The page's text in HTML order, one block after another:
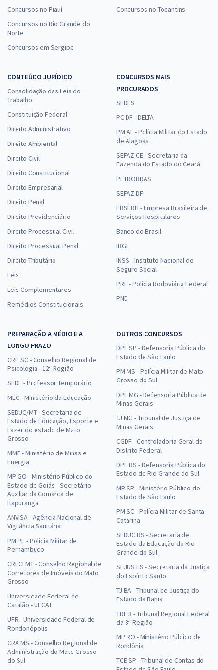
Concursos no Piauí
Concursos no Rio Grande do
Norte
Concursos em Sergipe
Concursos no Tocantins
CONTEÚDO JURÍDICO
Consolidação das Leis do
Trabalho
Constituição Federal
Direito Administrativo
Direito Ambiental
Direito Civil
Direito Constitucional
Direito Empresarial
Direito Penal
Direito Previdenciário
Direito Processual Civil
Direito Processual Penal
Direito Tributário
Leis
Leis Complementares
Remédios Constitucionais
CONCURSOS MAIS
PROCURADOS
SEDES
PC DF - DELTA
PM AL - Polícia Militar do Estado
de Alagoas
SEFAZ CE - Secretaria da
Fazenda do Estado do Ceará
PETROBRAS
SEFAZ DF
EBSERH - Empresa Brasileira de
Serviços Hospitalares
Banco do Brasil
IBGE
INSS - Instituto Nacional do
Seguro Social
PRF - Polícia Rodoviária Federal
PND
PREPARAÇÃO A MÉDIO E A
LONGO PRAZO
CRP SC - Conselho Regional de
Psicologia - 12ª Região
SEDF - Professor Temporário
MEC - Ministério da Educação
SEDUC/MT - Secretaria de
Estado de Educação, Esporte e
Lazer do estado de Mato
Grosso
MME - Ministério de Minas e
Energia
MP GO - Ministério Público do
Estado de Goiás - Secretário
Auxiliar da Comarca de
Itapuranga
ANVISA - Agência Nacional de
Vigilância Sanitária
PM PE - Polícia Militar de
Pernambuco
CRECI MT - Conselho Regional de
Corretores de Imóveis do Mato
Grosso
Universidade Federal de
Catalão - UFCAT
UFR - Universidade Federal de
Rondonópolis
CRA MS - Conselho Regional de
Administração do Mato Grosso
do Sul
OUTROS CONCURSOS
DPE SP - Defensoria Pública do
Estado de São Paulo
PM MS - Polícia Militar de Mato
Grosso do Sul
DPE MG - Defensoria Pública de
Minas Gerais
TJ MG - Tribunal de Justiça de
Minas Gerais
CGDF - Controladoria Geral do
Distrito Federal
DPE RS - Defensoria Pública do
Estado do Rio Grande do Sul
MP SP - Ministério Público do
Estado de São Paulo
PM SC - Polícia Militar de Santa
Catarina
SEDUC RS - Secretaria de
Estado da Educação do Rio
Grande do Sul
SEJUS ES - Secretaria da Justiça
do Espírito Santo
TJ BA - Tribunal de Justiça do
Estado da Bahia
TRF 3 - Tribunal Regional Federal
da 3ª Região
MP RO - Ministério Público de
Rondônia
TCE SP - Tribunal de Contas do